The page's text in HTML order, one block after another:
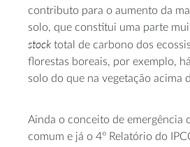
contributo para o aumento da
solo, que constitui uma parte
stock total de carbono dos
florestas boreais, por exemplo,
solo do que na vegetação acima
Ainda o conceito de emergência
comum e já o 4º Relatório do